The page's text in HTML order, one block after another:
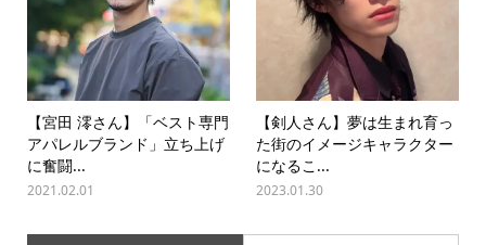
【宮田 澪さん】「ベスト専門
アパレルブランド」立ち上げ
に奮闘...
2021.02.01
【剣人さん】夢は生まれ育っ
た街のイメージキャラクター
になるこ...
2023.01.30